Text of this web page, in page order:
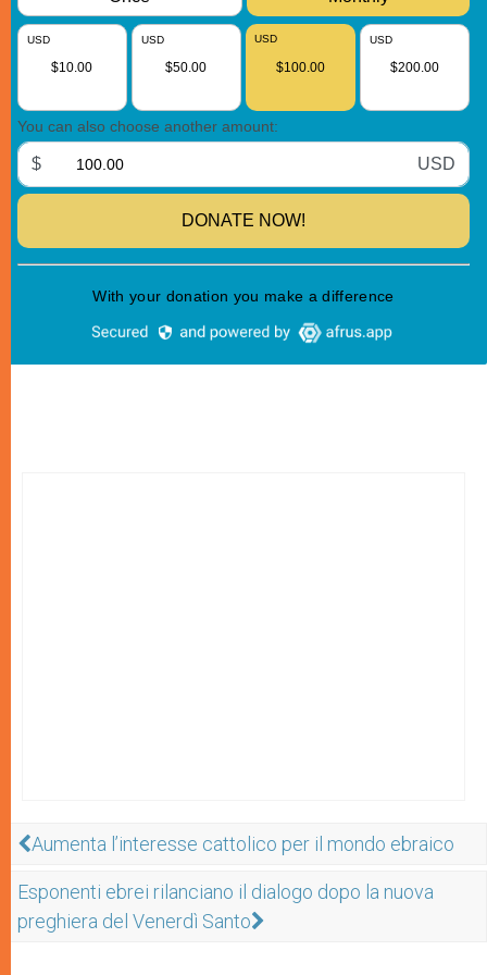
Aumenta l’interesse cattolico per il mondo ebraico
Esponenti ebrei rilanciano il dialogo dopo la nuova
preghiera del Venerdì Santo